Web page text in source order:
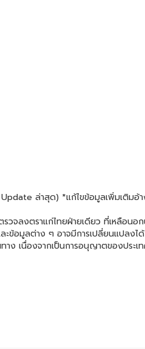
ล่าสุด) *แก้ไขข้อมูลเพิ่มเติมอ้
วจลงตราแก่ไทยฝ่ายเดียว ที่เหลือน
ะข้อมูลต่าง ๆ อาจมีการเปลี่ยนแปล
เนื่องจากเป็นการอนุญาตของประเ